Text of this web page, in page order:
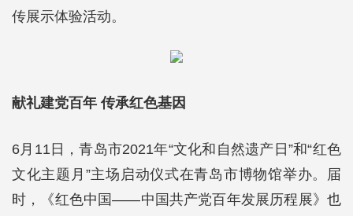
传展示体验活动。
献礼建党百年 传承红色基因
6月11日，青岛市2021年“文化和自然遗产日”和“红色
文化主题月”主场启动仪式在青岛市博物馆举办。届
时，《红色中国——中国共产党百年发展历程展》也